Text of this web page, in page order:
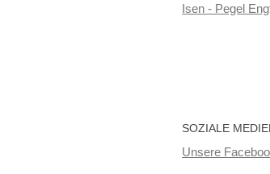
Isen - Pegel
SOZIALE
Unsere